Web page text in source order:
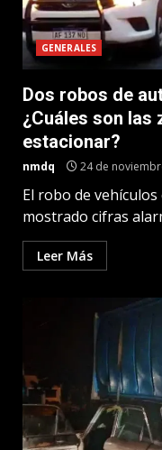
GENERALES
Dos robos de
¿Cuáles son las
estacionar?
nmdq 24 de
El robo de
mostrado cifras
Leer Más